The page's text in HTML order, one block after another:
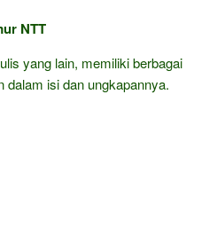
NTT
yang lain, memiliki berbagai
dalam isi dan ungkapannya.